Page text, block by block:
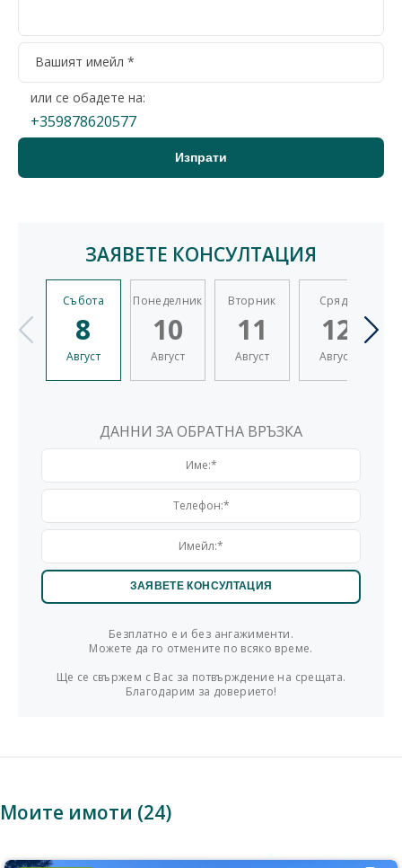
или се обадете на:
+359878620577
ЗАЯВЕТЕ КОНСУЛТАЦИЯ
Събота
8
Август
Понеделник
10
Август
Вторник
11
Август
Сряда
12
Август
ДАННИ ЗА ОБРАТНА ВРЪЗКА
Безплатно е и без ангажименти.
Можете да го отмените по всяко време.
Ще се свържем с Вас за потвърждение на срещата.
Благодарим за доверието!
Моите имоти (24)